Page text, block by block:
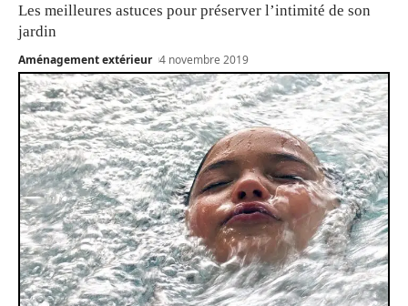
Les meilleures astuces pour préserver l’intimité de son
jardin
Aménagement extérieur 4 novembre 2019